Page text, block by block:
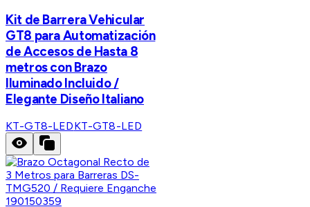
Kit de Barrera Vehicular
GT8 para Automatización
de Accesos de Hasta 8
metros con Brazo
Iluminado Incluido /
Elegante Diseño Italiano
KT-GT8-LEDKT-GT8-LED